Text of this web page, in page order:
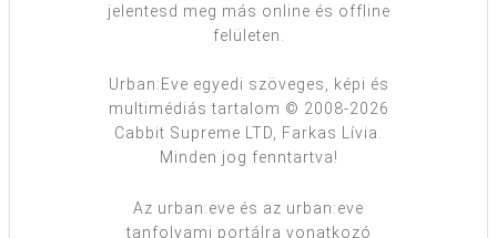
jelentesd meg más online és offline
felületen.
Urban:Eve egyedi szöveges, képi és
multimédiás tartalom © 2008-2026
Cabbit Supreme LTD, Farkas Lívia.
Minden jog fenntartva!
Az urban:eve és az urban:eve
tanfolyami portálra vonatkozó